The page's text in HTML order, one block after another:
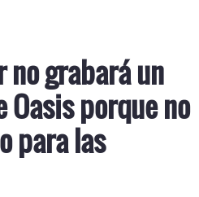
no grabará un
Oasis porque no
para las